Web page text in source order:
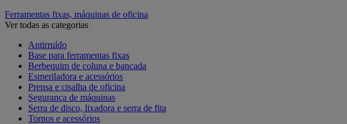
Ferramentas fixas, máquinas de oficina
Ver todas as categorias
Antirruído
Base para ferramentas fixas
Berbequim de coluna e bancada
Esmeriladora e acessórios
Prensa e cisalha de oficina
Segurança de máquinas
Serra de disco, lixadora e serra de fita
Tornos e acessórios